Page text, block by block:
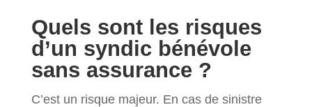
Quels sont les risques
d’un syndic bénévole
sans assurance ?
C’est un risque majeur. En cas de sinistre